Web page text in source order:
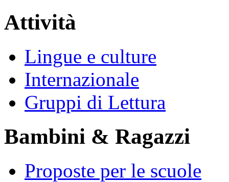
Attività
Lingue e culture
Internazionale
Gruppi di Lettura
Bambini & Ragazzi
Proposte per le scuole